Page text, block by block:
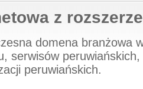
z
domena branżowa
serwisów
peruwiańskich.